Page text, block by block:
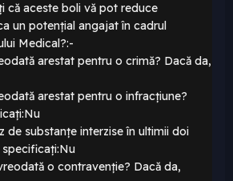
că aceste boli vă pot reduce
un potențial angajat în cadrul
Medical?:-
arestat pentru o crimă? Dacă da,
arestat pentru o infracțiune?
de substanțe interzise în ultimii doi
specificați:Nu
o contravenție? Dacă da,